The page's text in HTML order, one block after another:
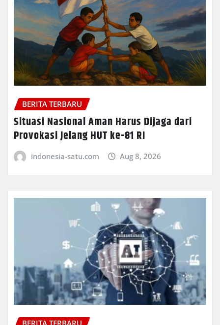
BERITA TERBARU
Situasi Nasional Aman Harus Dijaga dari
Provokasi Jelang HUT ke-81 RI
indonesia-satu.com Aug 8, 2026